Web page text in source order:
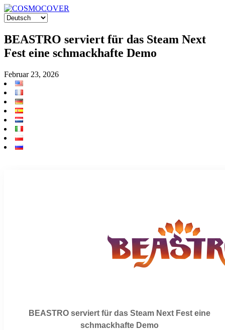
BEASTRO serviert für das Steam Next
Fest eine schmackhafte Demo
Februar 23, 2026
BEASTRO serviert für das Steam Next Fest eine
schmackhafte Demo